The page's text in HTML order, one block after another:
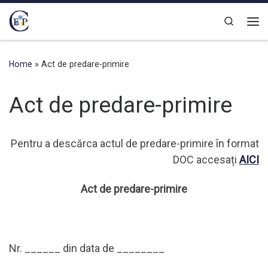
Skip to content Search
Home » Act de predare-primire
Act de predare-primire
Pentru a descărca actul de predare-primire în format
DOC accesați AICI
Actde predare-primire
Nr. ______ din data de ________